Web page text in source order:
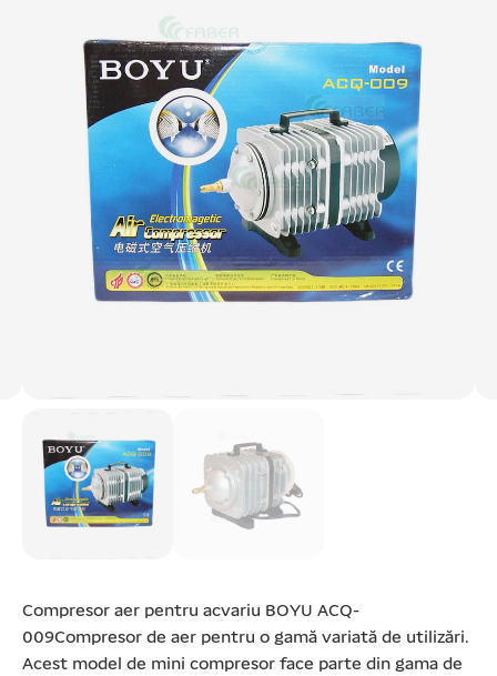
Compresor aer pentru acvariu BOYU ACQ-
009Compresor de aer pentru o gamă variată de utilizări.
Acest model de mini compresor face parte din gama de